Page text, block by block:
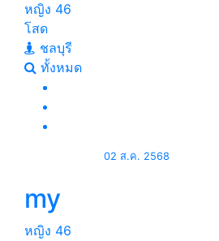
หญิง 46
โสด
ชลบุรี
ทั้งหมด
02 ส.ค. 2568
my
หญิง 46